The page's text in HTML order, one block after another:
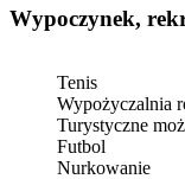
Wypoczynek,
Tenis
Wypożyczalnia
Turystyczne
Futbol
Nurkowanie